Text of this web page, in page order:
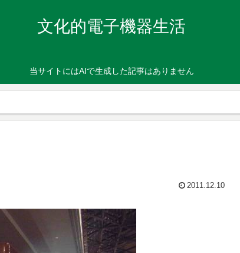
文化的電子機器生活
当サイトにはAIで生成した記事はありません
2011.12.10